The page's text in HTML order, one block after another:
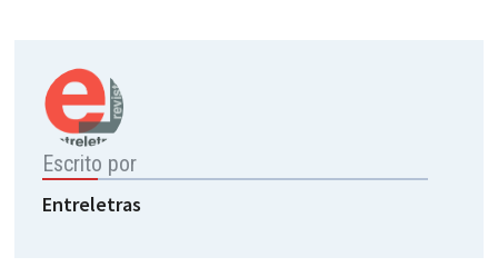
Escrito por
Entreletras